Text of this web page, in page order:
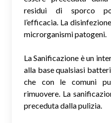
residui di sporco
l’efficacia. La
microrganismi patogeni.
La Sanificazione è un
alla base qualsiasi
che con le comuni
rimuovere. La
preceduta dalla pulizia.